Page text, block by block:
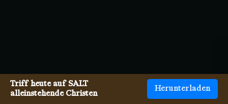
Triff heute auf SALT
alleinstehende Christen
Herunterladen